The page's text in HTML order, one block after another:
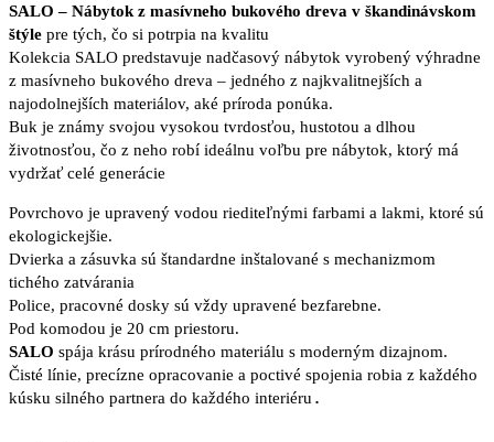
SALO – Nábytok z masívneho bukového dreva v škandinávskom
štýle pre tých, čo si potrpia na kvalitu
Kolekcia SALO predstavuje nadčasový nábytok vyrobený výhradne
z masívneho bukového dreva – jedného z najkvalitnejších a
najodolnejších materiálov, aké príroda ponúka.
Buk je známy svojou vysokou tvrdosťou, hustotou a dlhou
životnosťou, čo z neho robí ideálnu voľbu pre nábytok, ktorý má
vydržať celé generácie
Povrchovo je upravený vodou riediteľnými farbami a lakmi, ktoré sú
ekologickejšie.
Dvierka a zásuvka sú štandardne inštalované s mechanizmom
tichého zatvárania
Police, pracovné dosky sú vždy upravené bezfarebne.
Pod komodou je 20 cm priestoru.
SALO spája krásu prírodného materiálu s moderným dizajnom.
Čisté línie, precízne opracovanie a poctivé spojenia robia z každého
kúsku silného partnera do každého interiéru .